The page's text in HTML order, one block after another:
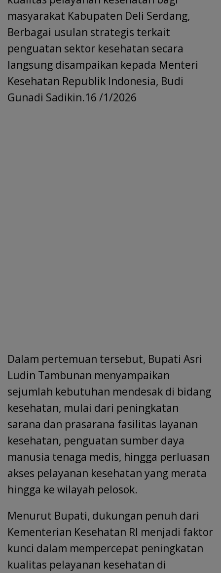
masyarakat Kabupaten Deli Serdang,
Berbagai usulan strategis terkait
penguatan sektor kesehatan secara
langsung disampaikan kepada Menteri
Kesehatan Republik Indonesia, Budi
Gunadi Sadikin.16 /1/2026
Dalam pertemuan tersebut, Bupati Asri
Ludin Tambunan menyampaikan
sejumlah kebutuhan mendesak di bidang
kesehatan, mulai dari peningkatan
sarana dan prasarana fasilitas layanan
kesehatan, penguatan sumber daya
manusia tenaga medis, hingga perluasan
akses pelayanan kesehatan yang merata
hingga ke wilayah pelosok.
Menurut Bupati, dukungan penuh dari
Kementerian Kesehatan RI menjadi faktor
kunci dalam mempercepat peningkatan
kualitas pelayanan kesehatan di